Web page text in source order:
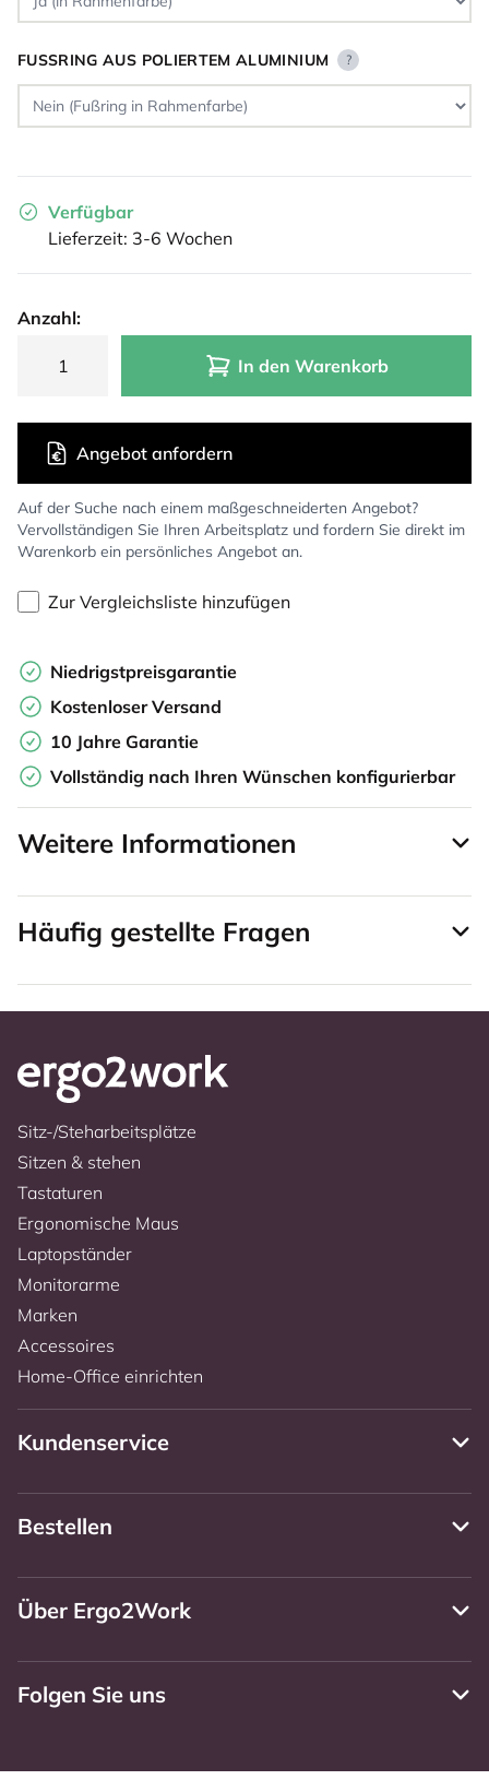
FUSSRING AUS POLIERTEM ALUMINIUM ?
Verfügbar
Lieferzeit: 3-6 Wochen
Anzahl:
In den Warenkorb
Auf der Suche nach einem maßgeschneiderten Angebot?
Vervollständigen Sie Ihren Arbeitsplatz und fordern Sie direkt im
Warenkorb ein persönliches Angebot an.
Angebot anfordern
Zur Vergleichsliste hinzufügen
Niedrigstpreisgarantie
Kostenloser Versand
10 Jahre Garantie
Vollständig nach Ihren Wünschen konfigurierbar
Weitere Informationen
Häufig gestellte Fragen
Sitz-/Steharbeitsplätze
Sitzen & stehen
Tastaturen
Ergonomische Maus
Laptopständer
Monitorarme
Marken
Accessoires
Home-Office einrichten
Kundenservice
Bestellen
Über Ergo2Work
Folgen Sie uns